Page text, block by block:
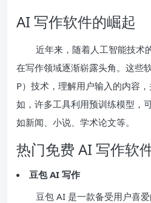
AI 写作软件的崛起
近年来，随着人工智能技术
在写作领域逐渐崭露头角。这些
P）技术，理解用户输入的内容
如，许多工具利用预训练模型，
如新闻、小说、学术论文等。
热门免费 AI 写作软
豆包 AI 写作
豆包 AI 是一款备受用户喜